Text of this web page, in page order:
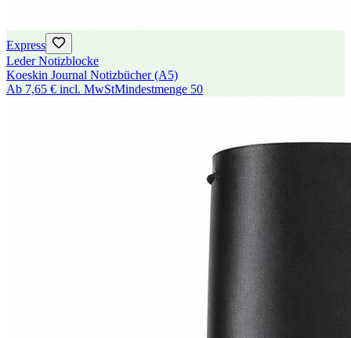
Express
Leder Notizblocke
Koeskin Journal Notizbücher (A5)
Ab 7,65 € incl. MwStMindestmenge 50